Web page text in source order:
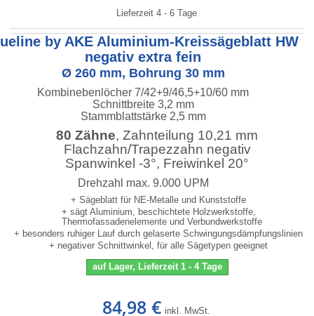
Lieferzeit 4 - 6 Tage
by AKE Aluminium-Kreissägeblatt HW
negativ extra fein
Ø 260 mm, Bohrung 30 mm
Kombinebenlöcher 7/42+9/46,5+10/60 mm
Schnittbreite 3,2 mm
Stammblattstärke 2,5 mm
80 Zähne, Zahnteilung 10,21 mm
Flachzahn/Trapezzahn negativ
Spanwinkel -3°, Freiwinkel 20°
Drehzahl max. 9.000 UPM
+ Sägeblatt für NE-Metalle und Kunststoffe
+ sägt Aluminium, beschichtete Holzwerkstoffe,
Thermofassadenelemente und Verbundwerkstoffe
+ besonders ruhiger Lauf durch gelaserte Schwingungsdämpfungslinien
+ negativer Schnittwinkel, für alle Sägetypen geeignet
auf Lager, Lieferzeit 1 - 4 Tage
84,98 € inkl. MwSt.